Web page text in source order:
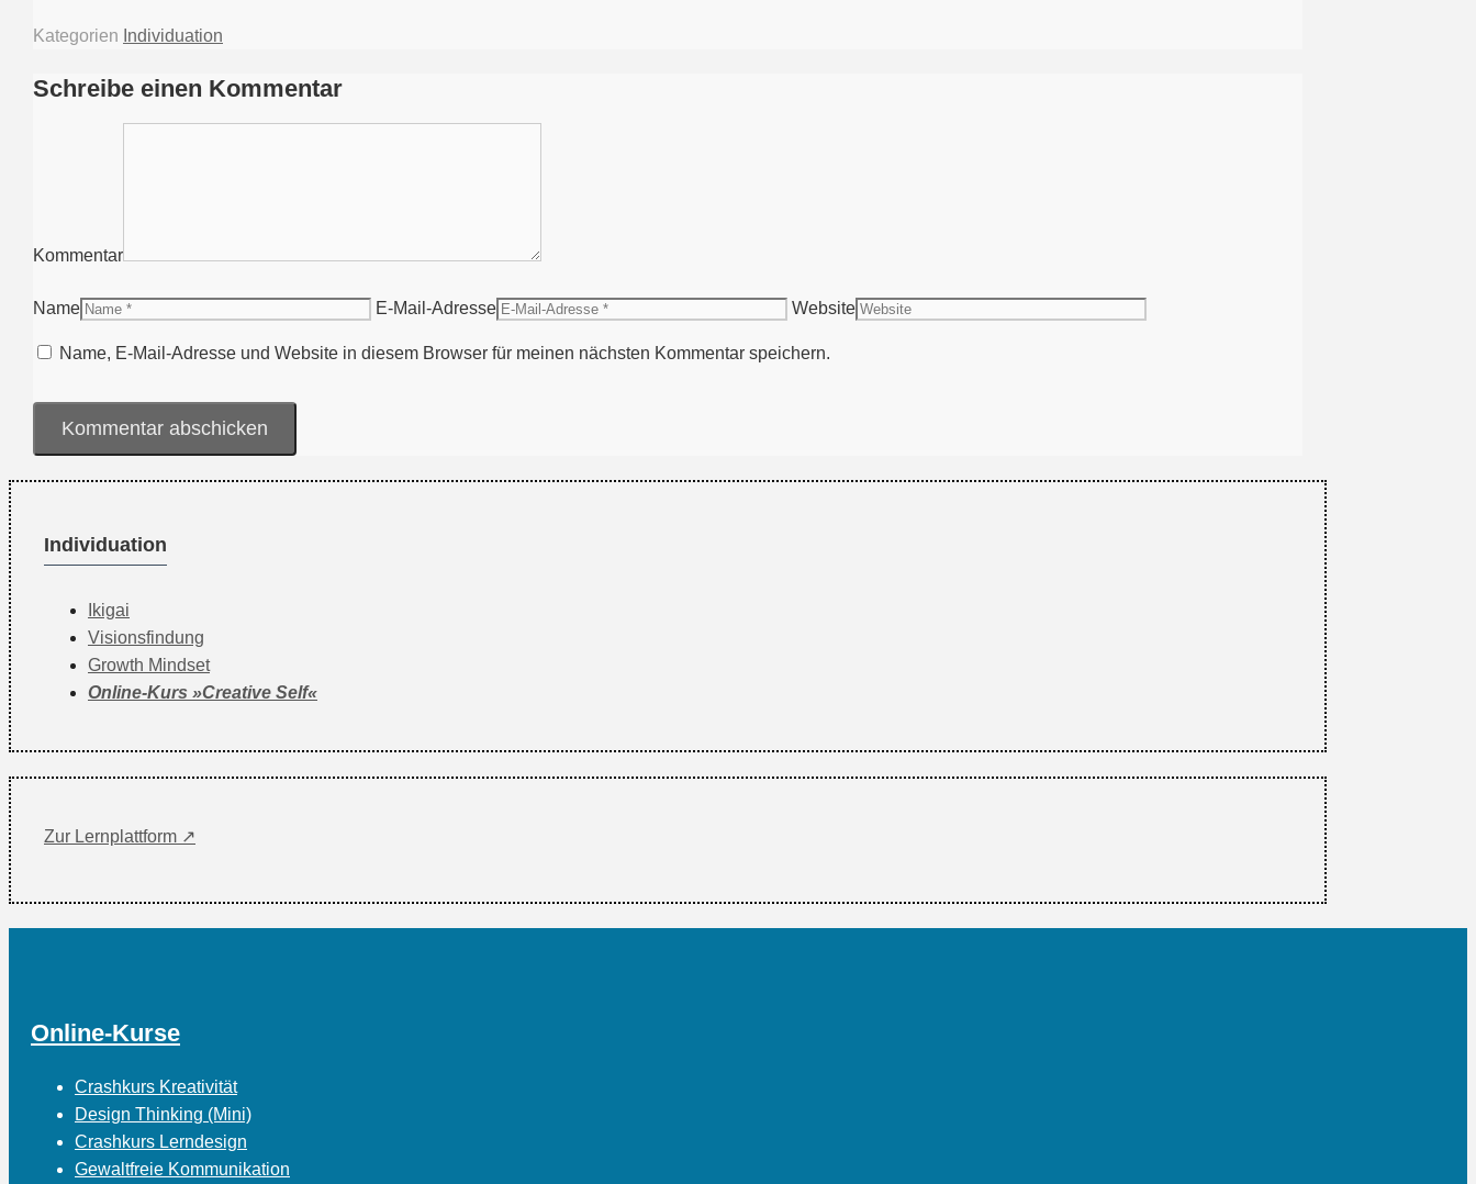
Kategorien Individuation
Schreibe einen Kommentar
Kommentar
Name E-Mail-Adresse Website
Name, E-Mail-Adresse und Website in diesem Browser für meinen nächsten Kommentar speichern.
Individuation
Ikigai
Visionsfindung
Growth Mindset
Online-Kurs »Creative Self«
Zur Lernplattform ↗
Online-Kurse
Crashkurs Kreativität
Design Thinking (Mini)
Crashkurs Lerndesign
Gewaltfreie Kommunikation